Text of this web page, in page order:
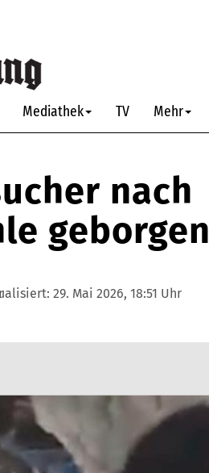
Mediathek TV Mehr
nach
geborgen
29. Mai 2026, 18:51 Uhr